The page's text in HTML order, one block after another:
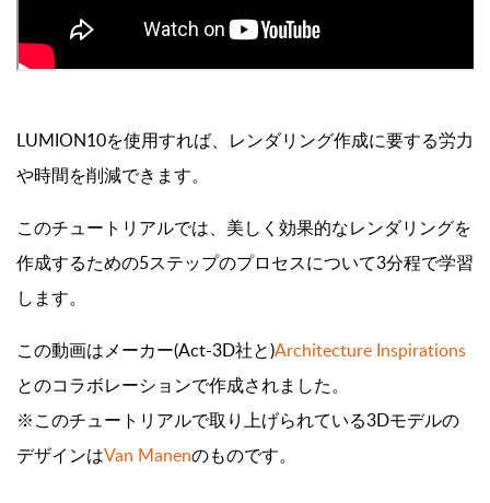
LUMION10を使用すれば、レンダリング作成に要する労力
や時間を削減できます。
このチュートリアルでは、美しく効果的なレンダリングを
作成するための5ステップのプロセスについて3分程で学習
します。
この動画はメーカー(Act-3D社と)Architecture Inspirations
とのコラボレーションで作成されました。
※このチュートリアルで取り上げられている3Dモデルの
デザインはVan Manenのものです。